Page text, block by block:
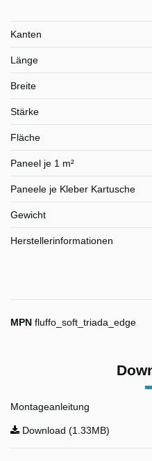
Kanten
Länge
Breite
Stärke
Fläche
Paneel je 1 m²
Paneele je Kleber Kartusche
Gewicht
Herstellerinformationen
MPN fluffo_soft_triada_edge
Montageanleitung
Download (1.33MB)